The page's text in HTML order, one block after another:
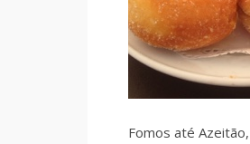
Fomos até